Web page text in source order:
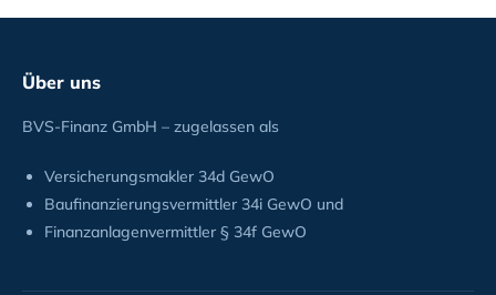
Über uns
BVS-Finanz GmbH – zugelassen als
Versicherungsmakler 34d GewO
Baufinanzierungsvermittler 34i GewO und
Finanzanlagenvermittler § 34f GewO